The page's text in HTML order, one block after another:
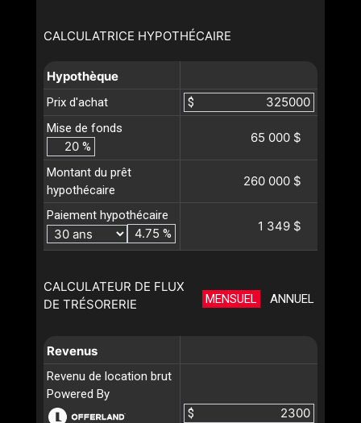
CALCULATRICE HYPOTHÉCAIRE
Hypothèque
Prix d'achat
$
Mise de fonds
%
65 000 $
Montant du prêt
hypothécaire
260 000 $
Paiement hypothécaire
%
1 349 $
CALCULATEUR DE FLUX
DE TRÉSORERIE
MENSUEL ANNUEL
Revenus
Revenu de location brut
Powered By
$